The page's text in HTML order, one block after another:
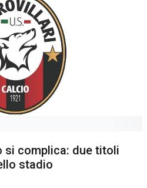
si complica: due titoli
stadio